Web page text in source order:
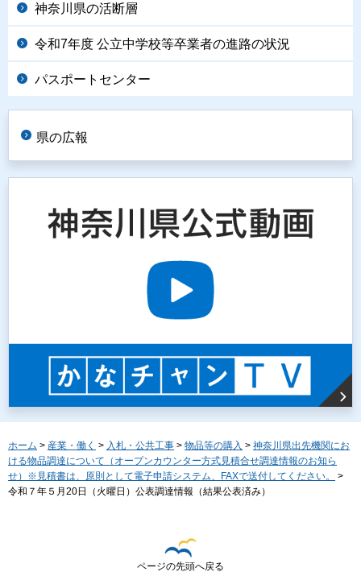
神奈川県の活断層
令和7年度 公立中学校等卒業者の進路の状況
パスポートセンター
県の広報
ホーム > 産業・働く > 入札・公共工事 > 物品等の購入 > 神奈川県出先機関にお
ける物品調達について（オープンカウンター方式見積合せ調達情報のお知ら
せ）※見積書は、原則として電子申請システム、FAXで送付してください。
>
令和７年５月20日（火曜日）公表調達情報（結果公表済み）
ページの先頭へ戻る